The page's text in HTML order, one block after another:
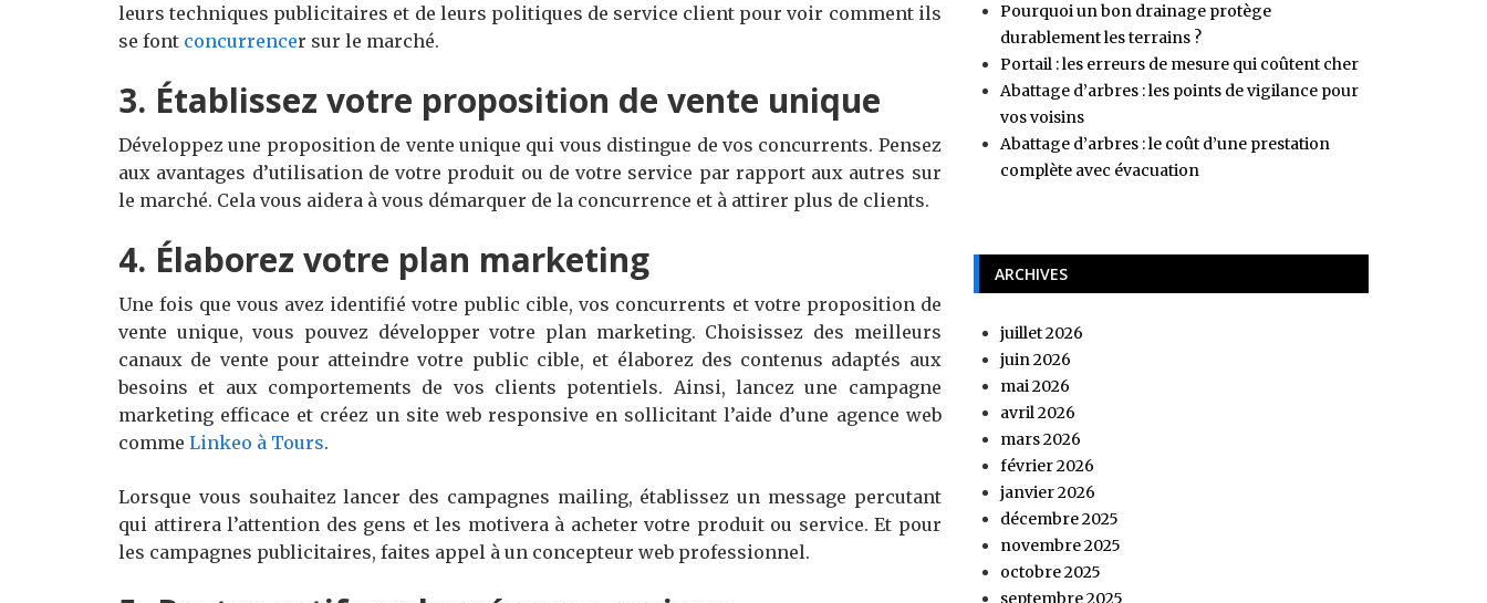
leurs techniques publicitaires et de leurs politiques de service client pour voir comment ils
se font concurrencer sur le marché.
3. Établissez votre proposition de vente unique
Développez une proposition de vente unique qui vous distingue de vos concurrents. Pensez
aux avantages d’utilisation de votre produit ou de votre service par rapport aux autres sur
le marché. Cela vous aidera à vous démarquer de la concurrence et à attirer plus de clients.
4. Élaborez votre plan marketing
Une fois que vous avez identifié votre public cible, vos concurrents et votre proposition de
vente unique, vous pouvez développer votre plan marketing. Choisissez des meilleurs
canaux de vente pour atteindre votre public cible, et élaborez des contenus adaptés aux
besoins et aux comportements de vos clients potentiels. Ainsi, lancez une campagne
marketing efficace et créez un site web responsive en sollicitant l’aide d’une agence web
comme Linkeo à Tours.
Lorsque vous souhaitez lancer des campagnes mailing, établissez un message percutant
qui attirera l’attention des gens et les motivera à acheter votre produit ou service. Et pour
les campagnes publicitaires, faites appel à un concepteur web professionnel.
Pourquoi un bon drainage protège
durablement les terrains ?
Portail : les erreurs de mesure qui coûtent cher
Abattage d’arbres : les points de vigilance pour
vos voisins
Abattage d’arbres : le coût d’une prestation
complète avec évacuation
ARCHIVES
juillet 2026
juin 2026
mai 2026
avril 2026
mars 2026
février 2026
janvier 2026
décembre 2025
novembre 2025
octobre 2025
septembre 2025